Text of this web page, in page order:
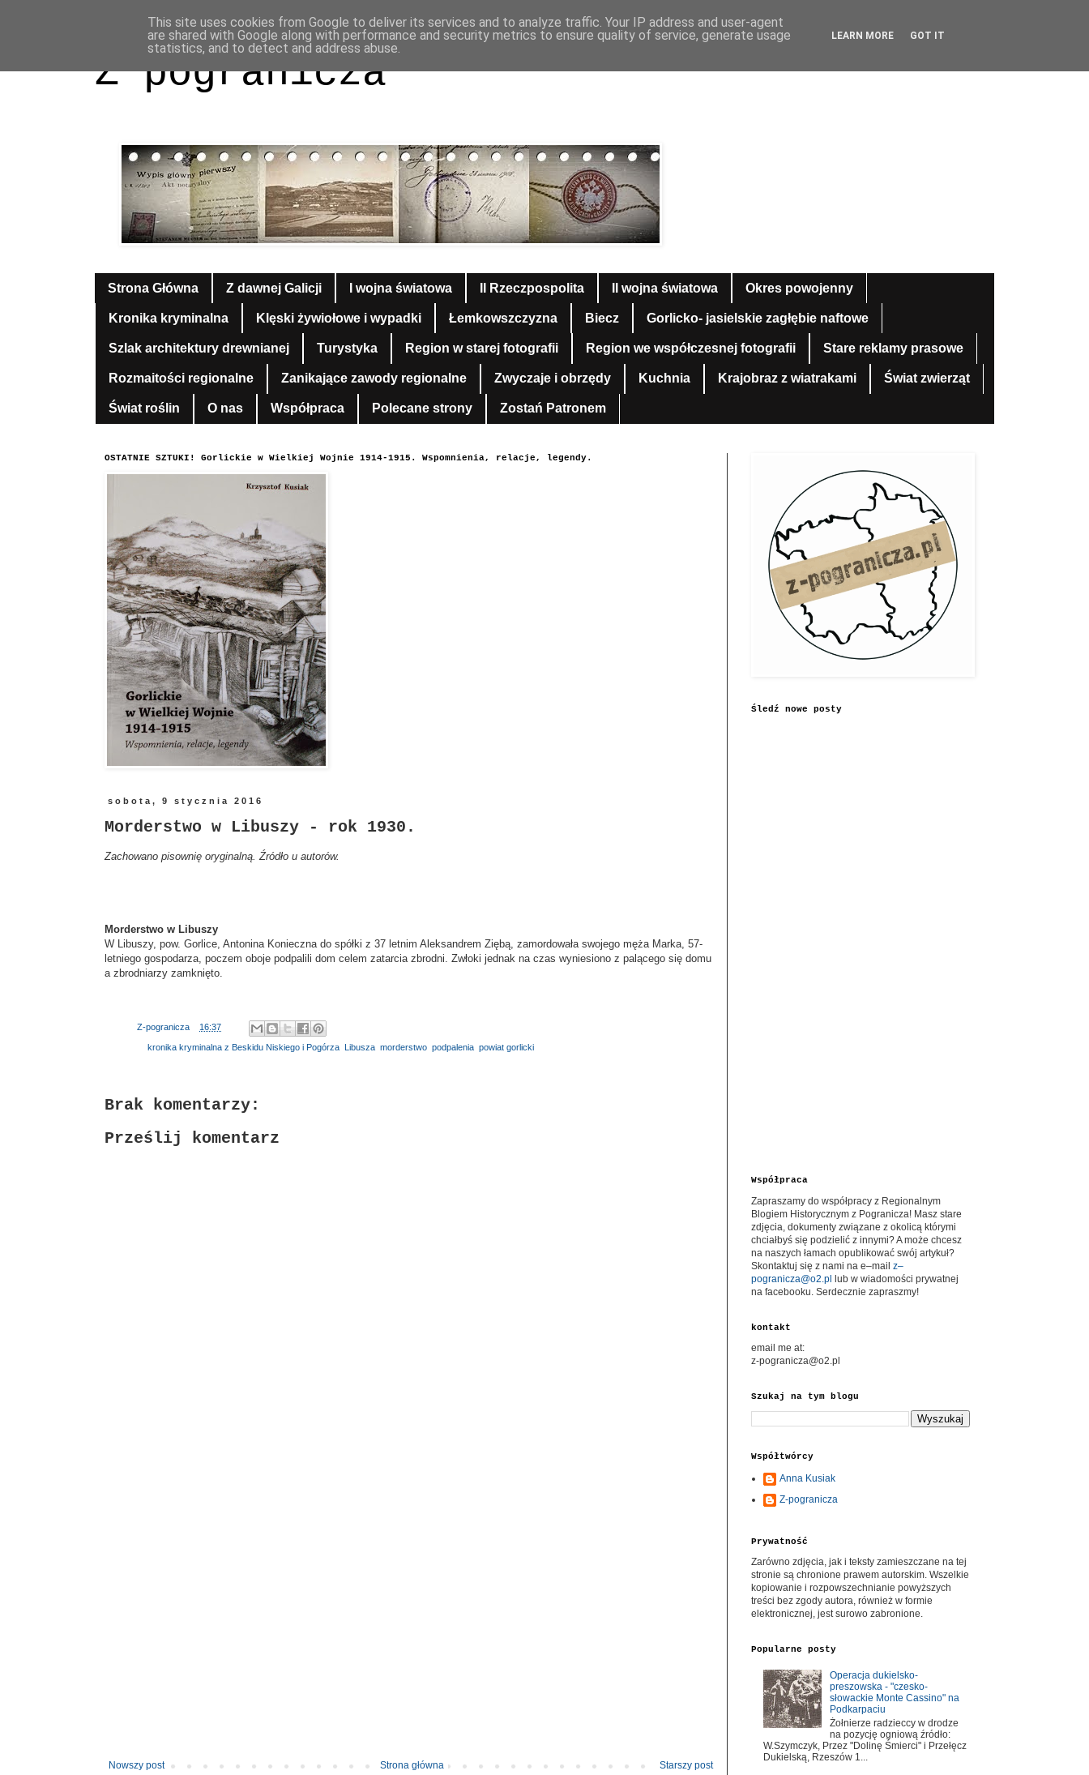
Z pogranicza
Strona Główna Z dawnej Galicji I wojna światowa II Rzeczpospolita II wojna światowa Okres powojenny
Kronika kryminalna Klęski żywiołowe i wypadki Łemkowszczyzna Biecz Gorlicko- jasielskie zagłębie naftowe
Szlak architektury drewnianej Turystyka Region w starej fotografii Region we współczesnej fotografii Stare reklamy prasowe
Rozmaitości regionalne Zanikające zawody regionalne Zwyczaje i obrzędy Kuchnia Krajobraz z wiatrakami Świat zwierząt
Świat roślin O nas Współpraca Polecane strony Zostań Patronem
OSTATNIE SZTUKI! Gorlickie w Wielkiej Wojnie 1914-1915. Wspomnienia, relacje, legendy.
sobota, 9 stycznia 2016
Morderstwo w Libuszy - rok 1930.
Zachowano pisownię oryginalną. Źródło u autorów.
Morderstwo w Libuszy
W Libuszy, pow. Gorlice, Antonina Konieczna do spółki z 37 letnim Aleksandrem Ziębą, zamordowała swojego męża Marka, 57-
letniego gospodarza, poczem oboje podpalili dom celem zatarcia zbrodni. Zwłoki jednak na czas wyniesiono z palącego się domu
a zbrodniarzy zamknięto.
Z-pogranicza 16:37
kronika kryminalna z Beskidu Niskiego i Pogórza Libusza morderstwo podpalenia powiat gorlicki
Brak komentarzy:
Prześlij komentarz
Nowszy post Starszy post
Strona główna
Śledź nowe posty
Współpraca
Zapraszamy do współpracy z Regionalnym
Blogiem Historycznym z Pogranicza! Masz stare
zdjęcia, dokumenty związane z okolicą którymi
chciałbyś się podzielić z innymi? A może chcesz
na naszych łamach opublikować swój artykuł?
Skontaktuj się z nami na e–mail z–
pogranicza@o2.pl
lub w wiadomości prywatnej
na facebooku. Serdecznie zapraszmy!
kontakt
email me at:
z-pogranicza@o2.pl
Szukaj na tym blogu
Współtwórcy
Anna Kusiak
Z-pogranicza
Prywatność
Zarówno zdjęcia, jak i teksty zamieszczane na tej
stronie są chronione prawem autorskim. Wszelkie
kopiowanie i rozpowszechnianie powyższych
treści bez zgody autora, również w formie
elektronicznej, jest surowo zabronione.
Popularne posty
Operacja dukielsko-
preszowska - "czesko-
słowackie Monte Cassino" na
Podkarpaciu
Żołnierze radzieccy w drodze
na pozycję ogniową źródło:
W.Szymczyk, Przez "Dolinę Śmierci" i Przełęcz
Dukielską, Rzeszów 1...
This site uses cookies from Google to deliver its services and to analyze traffic. Your IP address and user-agent
are shared with Google along with performance and security metrics to ensure quality of service, generate usage
statistics, and to detect and address abuse.
LEARN MORE GOT IT